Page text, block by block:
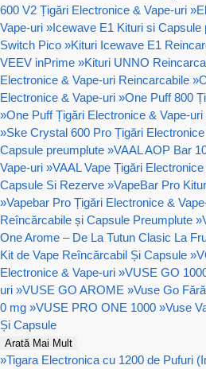
600 V2 Țigări Electronice & Vape-uri »
Vape-uri »Icewave E1 Kituri si Capsule
Switch Pico »Kituri Icewave E1
VEEV inPrime »Kituri UNNO
Electronice & Vape-uri Reincarcabile »
Electronice & Vape-uri »One Puff 800
»One Puff Țigări Electronice & Vape-uri
»Ske Crystal 600 Pro Țigări
Capsule preumplute »VAAL AOP Bar
Vape-uri »VAAL Vape Țigări
Capsule Si Rezerve »VapeBar Pro
»Vapebar Pro Țigări Electronice &
Reîncărcabile și Capsule Preumplute »
One Arome – De La Tutun Clasic La
Kit de Vape Reîncărcabil Și Capsule »
Electronice & Vape-uri »VUSE GO
uri »VUSE GO AROME »Vuse Go
0 mg »VUSE PRO ONE 1000 »Vuse
Și Capsule
Arată Mai Mult
»Tigara Electronica cu 1200 de Pufuri